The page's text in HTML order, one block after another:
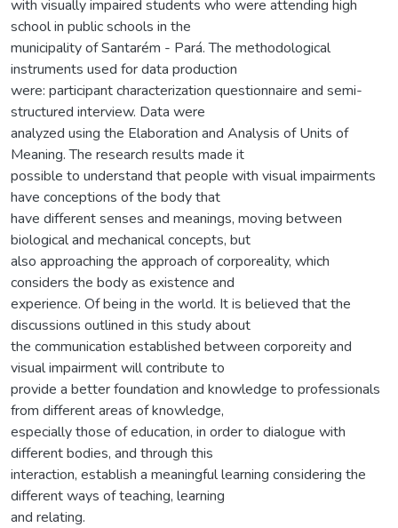
with visually impaired students who were attending high
school in public schools in the
municipality of Santarém - Pará. The methodological
instruments used for data production
were: participant characterization questionnaire and semi-
structured interview. Data were
analyzed using the Elaboration and Analysis of Units of
Meaning. The research results made it
possible to understand that people with visual impairments
have conceptions of the body that
have different senses and meanings, moving between
biological and mechanical concepts, but
also approaching the approach of corporeality, which
considers the body as existence and
experience. Of being in the world. It is believed that the
discussions outlined in this study about
the communication established between corporeity and
visual impairment will contribute to
provide a better foundation and knowledge to professionals
from different areas of knowledge,
especially those of education, in order to dialogue with
different bodies, and through this
interaction, establish a meaningful learning considering the
different ways of teaching, learning
and relating.